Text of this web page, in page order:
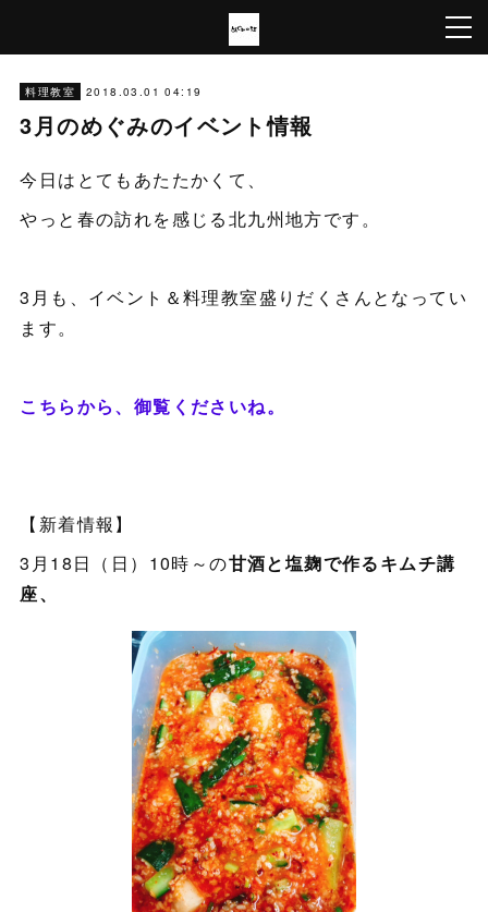
料理教室 2018.03.01 04:19
3月のめぐみのイベント情報
今日はとてもあたたかくて、
やっと春の訪れを感じる北九州地方です。
3月も、イベント＆料理教室盛りだくさんとなってい
ます。
こちらから、御覧くださいね。
【新着情報】
3月18日（日）10時～の甘酒と塩麹で作るキムチ講
座、